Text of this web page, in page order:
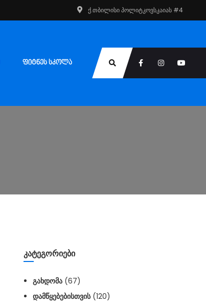
ქ.თბილისი პოლიტკოვსკაიას #4
ᲤᲘᲢᲜᲔᲡ ᲡᲙᲝᲚᲐ
ᲙᲐᲢᲔᲒᲝᲠᲘᲔᲑᲘ
ᲒᲐᲮᲓᲝᲛᲐ (67)
ᲓᲐᲛᲬᲧᲔᲑᲔᲑᲘᲡᲗᲕᲘᲡ(120)